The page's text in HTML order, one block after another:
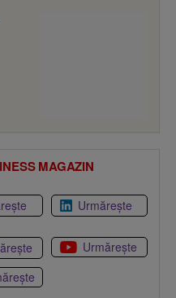
MAGAZIN
Urmărește
Urmărește